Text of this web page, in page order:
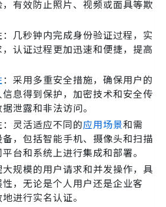
有效防止照片、视频或面具等欺
几秒钟内完成身份验证过程，实
认证过程更加迅速和便捷，提高
：采用多重安全措施，确保用户的
息得到保护，加密技术和安全传
泄露和非法访问。
灵活适应不同的应用场景和需
，包括智能手机、摄像头和扫描
台和系统上进行集成和部署。
规模的用户请求和并发操作，具
，无论是个人用户还是企业客
进行实名认证。